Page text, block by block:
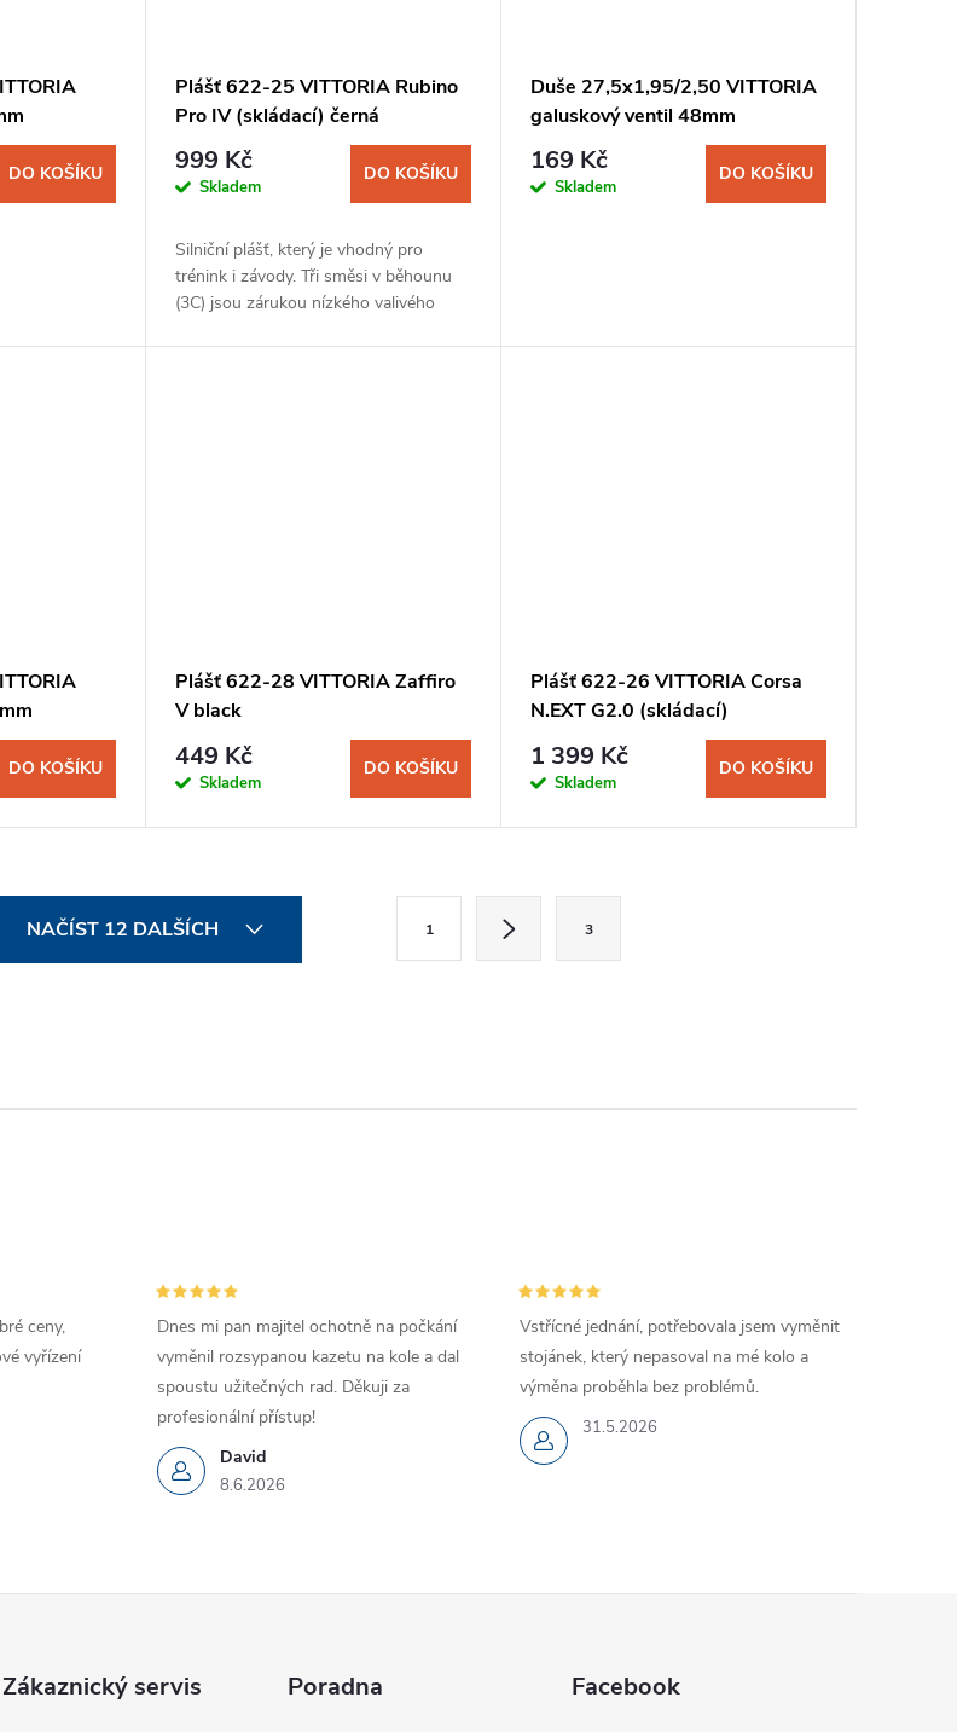
DO KOŠÍKU
Plášť 622-25 VITTORIA Rubino
Pro IV (skládací) černá
999 Kč
Skladem
DO KOŠÍKU
Silniční plášť, který je vhodný pro
trénink i závody. Tři směsi v běhounu
(3C) jsou zárukou nízkého valivého
Duše 27,5x1,95/2,50 VITTORIA
galuskový ventil 48mm
169 Kč
Skladem
DO KOŠÍKU
DO KOŠÍKU
Plášť 622-28 VITTORIA Zaffiro
V black
449 Kč
Skladem
DO KOŠÍKU
Plášť 622-26 VITTORIA Corsa
N.EXT G2.0 (skládací)
1 399 Kč
Skladem
DO KOŠÍKU
NAČÍST 12 DALŠÍCH
k
1 3
ceny,
vyřízení
David
8.6.2026
Dnes mi pan majitel ochotně na počkání
vyměnil rozsypanou kazetu na kole a dal
spoustu užitečných rad. Děkuji za
profesionální přístup!
31.5.2026
Vstřícné jednání, potřebovala jsem vyměnit
stojánek, který nepasoval na mé kolo a
výměna proběhla bez problémů.
Zákaznický servis Poradna Facebook